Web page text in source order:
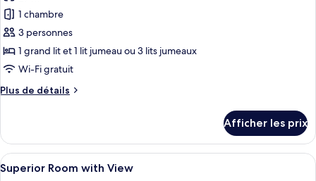
pour
ce
type
de
chambre :
Triple
with
View
1 chambre
3 personnes
1 grand lit et 1 lit jumeau ou 3 lits jumeaux
Wi-Fi gratuit
Plus de détails
Plus
Triple
Deluxe
Room
with
Afficher les prix
Afficher
toutes
Une chambre d’hôtel moderne
10
Superior Room with View